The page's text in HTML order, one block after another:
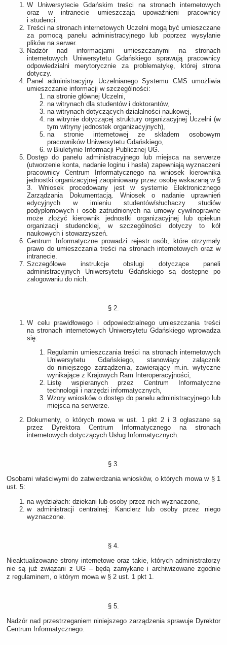
W Uniwersytecie Gdańskim treści na stronach internetowych
oraz w intranecie umieszczają upoważnieni pracownicy
i studenci.
Treści na stronach internetowych Uczelni mogą być umieszczane
za pomocą panelu administracyjnego lub poprzez wysyłanie
plików na serwer.
Nadzór nad informacjami umieszczanymi na stronach
internetowych Uniwersytetu Gdańskiego sprawują pracownicy
odpowiedzialni merytorycznie za problematykę, której strona
dotyczy.
Panel administracyjny Uczelnianego Systemu CMS umożliwia
umieszczanie informacji w szczególności:
na stronie głównej Uczelni,
na witrynach dla studentów i doktorantów,
na witrynach dotyczących działalności naukowej,
na witrynie dotyczącej struktury organizacyjnej Uczelni (w
tym witryny jednostek organizacyjnych),
na stronie internetowej ze składem osobowym
pracowników Uniwersytetu Gdańskiego,
w Biuletynie Informacji Publicznej UG.
Dostęp do panelu administracyjnego lub miejsca na serwerze
(utworzenie konta, nadanie loginu i hasła) zapewniają wyznaczeni
pracownicy Centrum Informatycznego na wniosek kierownika
jednostki organizacyjnej zaopiniowany przez osobę wskazaną w §
3. Wniosek procedowany jest w systemie Elektronicznego
Zarządzania Dokumentacją. Wniosek o nadanie uprawnień
edycyjnych w imieniu studentów/słuchaczy studiów
podyplomowych i osób zatrudnionych na umowy cywilnoprawne
może złożyć kierownik jednostki organizacyjnej lub opiekun
organizacji studenckiej, w szczególności dotyczy to kół
naukowych i stowarzyszeń.
Centrum Informatyczne prowadzi rejestr osób, które otrzymały
prawo do umieszczania treści na stronach internetowych oraz w
intranecie.
Szczegółowe instrukcje obsługi dotyczące paneli
administracyjnych Uniwersytetu Gdańskiego są dostępne po
zalogowaniu do nich.
§ 2.
W celu prawidłowego i odpowiedzialnego umieszczania treści
na stronach internetowych Uniwersytetu Gdańskiego wprowadza
się:
Regulamin umieszczania treści na stronach internetowych
Uniwersytetu Gdańskiego, stanowiący załącznik
do niniejszego zarządzenia, zawierający m.in. wytyczne
wynikające z Krajowych Ram Interoperacyjności,
Listę wspieranych przez Centrum Informatyczne
technologii i narzędzi informatycznych,
Wzory wniosków o dostęp do panelu administracyjnego lub
miejsca na serwerze.
Dokumenty, o których mowa w ust. 1 pkt 2 i 3 ogłaszane są
przez Dyrektora Centrum Informatycznego na stronach
internetowych dotyczących Usług Informatycznych.
§ 3.
Osobami właściwymi do zatwierdzania wniosków, o których mowa w § 1
ust. 5:
na wydziałach: dziekani lub osoby przez nich wyznaczone,
w administracji centralnej: Kanclerz lub osoby przez niego
wyznaczone.
§ 4.
Nieaktualizowane strony internetowe oraz takie, których administratorzy
nie są już związani z UG – będą zamykane i archiwizowane zgodnie
z regulaminem, o którym mowa w § 2 ust. 1 pkt 1.
§ 5.
Nadzór nad przestrzeganiem niniejszego zarządzenia sprawuje Dyrektor
Centrum Informatycznego.